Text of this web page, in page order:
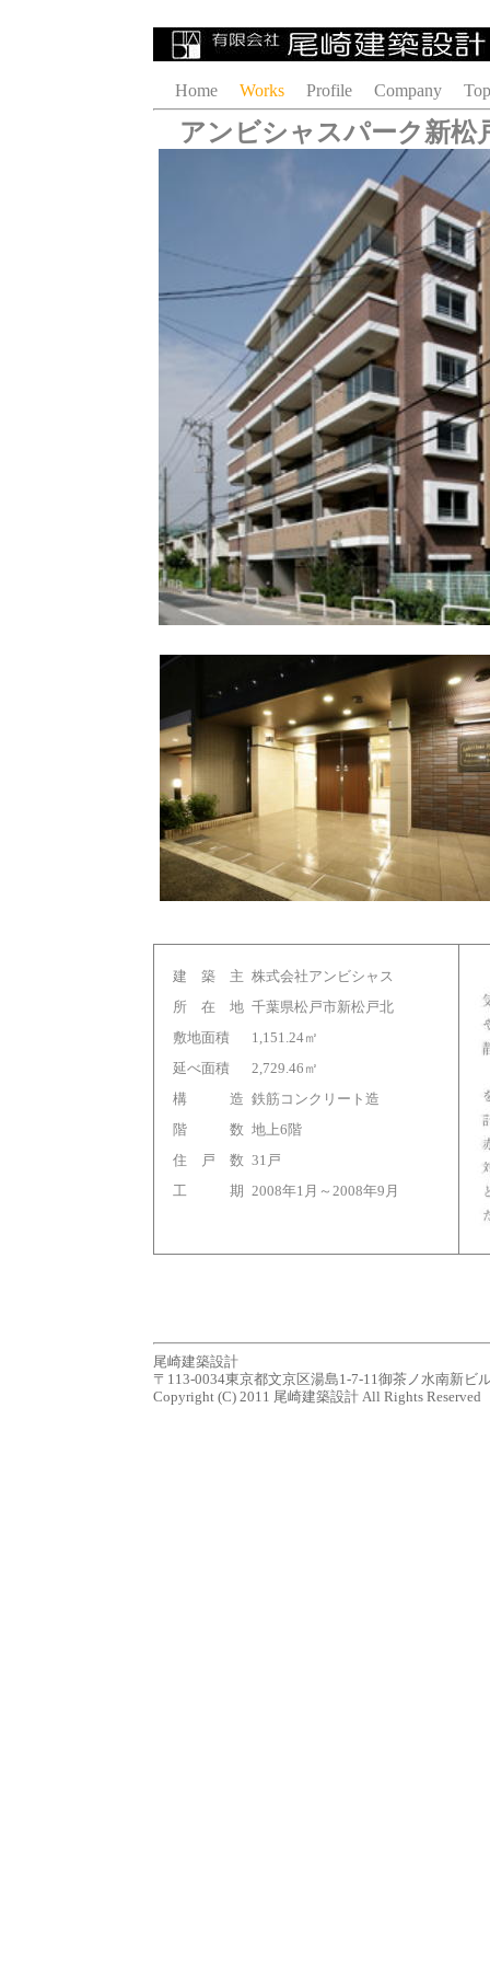
Home Works Profile Company
アンビシャスパーク新松
建 築 主 株式会社アンビシャス
所 在 地 千葉県松戸市新松戸北
敷地面積
1,151.24㎡
延べ面積
2,729.46㎡
構 造 鉄筋コンクリート造
階 数 地上6階
住 戸 数 31戸
工 期 2008年1月～2008年9月
尾崎建築設計
〒113-0034東京都文京区湯島1-7-11御茶ノ水南新ビ
Copyright (C) 2011 尾崎建築設計 All Rights Reserved